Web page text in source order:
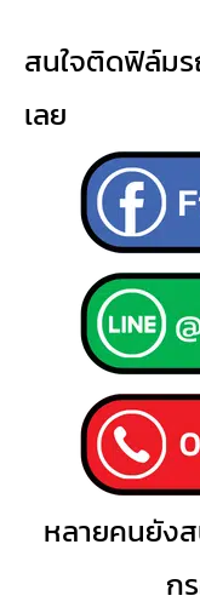
สนใจติดฟิล์ม
เลย
หลายคนยัง
ก